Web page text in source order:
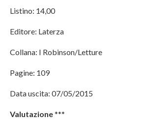
Listino: 14,00
Editore: Laterza
Collana: I Robinson/Letture
Pagine: 109
Data uscita: 07/05/2015
Valutazione***